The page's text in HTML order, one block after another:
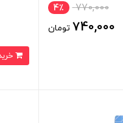
770,000 4٪
740,000 تومان
خرید